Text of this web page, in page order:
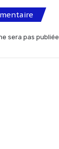
sera pas publiée.